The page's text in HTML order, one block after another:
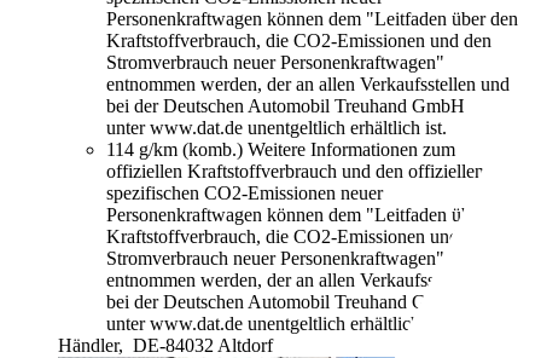
Personenkraftwagen können dem "Leitfaden über den
Kraftstoffverbrauch, die CO2-Emissionen und den
Stromverbrauch neuer Personenkraftwagen"
entnommen werden, der an allen Verkaufsstellen und
bei der Deutschen Automobil Treuhand GmbH
unter www.dat.de unentgeltlich erhältlich ist.
114 g/km (komb.) Weitere Informationen zum
offiziellen Kraftstoffverbrauch und den offiziellen
spezifischen CO2-Emissionen neuer
Personenkraftwagen können dem "Leitfaden über den
Kraftstoffverbrauch, die CO2-Emissionen und den
Stromverbrauch neuer Personenkraftwagen"
entnommen werden, der an allen Verkaufsstellen und
bei der Deutschen Automobil Treuhand GmbH
unter www.dat.de unentgeltlich erhältlich ist.
Händler, DE-84032 Altdorf